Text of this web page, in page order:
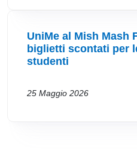
UniMe al Mish Mash
biglietti scontati per
studenti
25 Maggio 2026